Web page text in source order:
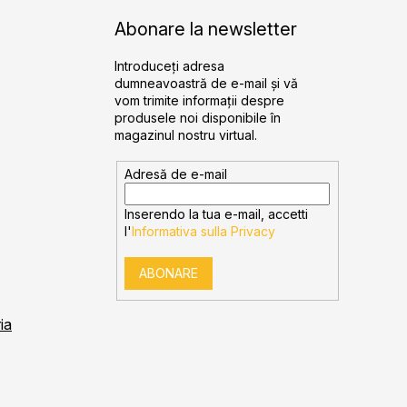
Abonare la newsletter
Introduceţi adresa
dumneavoastră de e-mail şi vă
vom trimite informaţii despre
produsele noi disponibile în
magazinul nostru virtual.
Adresă de e-mail
Inserendo la tua e-mail, accetti
l'Informativa sulla Privacy
ABONARE